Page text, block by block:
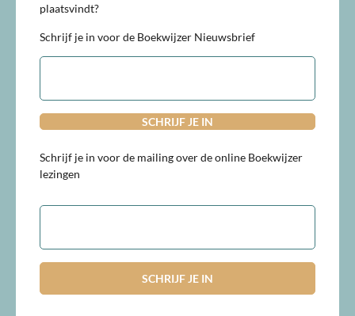
plaatsvindt?
Schrijf je in voor de Boekwijzer Nieuwsbrief
E-
Schrijf je in voor de mailing over de online Boekwijzer
lezingen
E-